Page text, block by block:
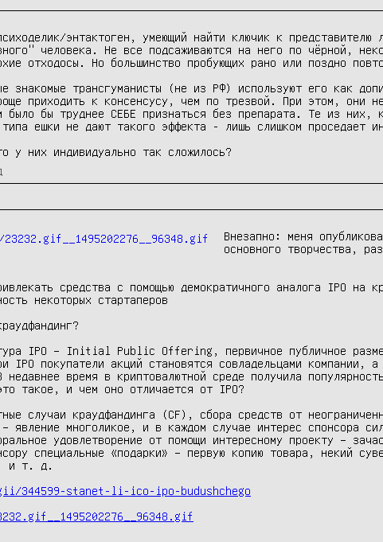
энтактоген, умеющий найти ключик к представителю
человека. Не все подсаживаются на него по чёрной,
отходосы. Но большинство пробующих рано или поздно
знакомые трансгуманисты (не из РФ) используют его как
приходить к консенсусу, чем по трезвой. При этом, они
было бы труднее СЕБЕ признаться без препарата. Те из них,
ешки не дают такого эффекта - лишь слишком проседает
у них индивидуально так сложилось?
Внезапно: меня
основного творчества,
средства с помощью демократичного аналога IPO на
некоторых стартаперов
IPO – Initial Public Offering, первичное публичное
покупатели акций становятся совладельцами компании,
недавнее время в криптовалютной среде получила
такое, и чем оно отличается от IPO?
случаи краудфандинга (CF), сбора средств от
явление многоликое, и в каждом случае интерес спонсора
удовлетворение от помощи интересному проекту –
специальные «подарки» – первую копию товара, некий
и т. д.
344599-stanet-li-ico-ipo-budushchego